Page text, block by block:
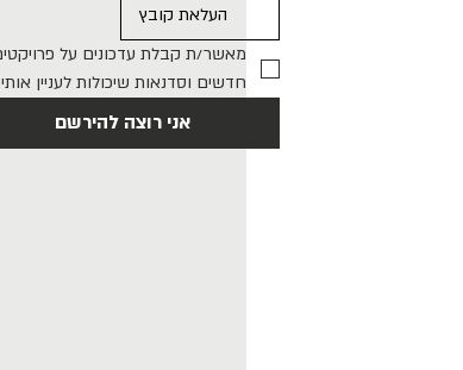
העלאת קובץ
חדשים וסדנאות שיכולות לעניין אותי
אני רוצה להירשם